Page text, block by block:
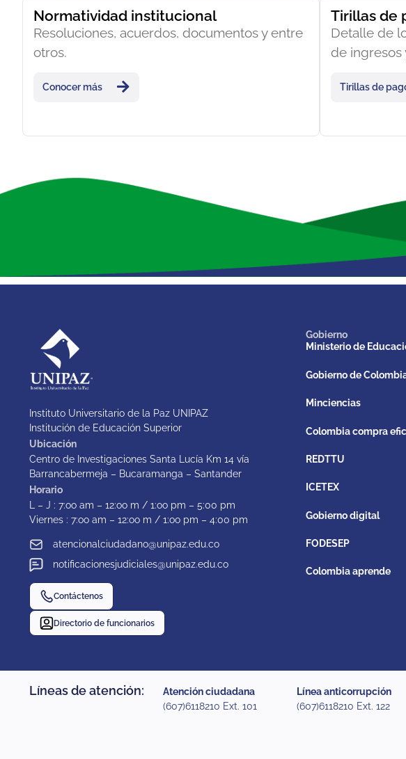
Normatividad institucional
Resoluciones, acuerdos, documentos y entre
otros.
Conocer más
Tirillas de
Detalle de
de ingresos
Tirillas de
Instituto Universitario de la Paz UNIPAZ
Institución de Educación Superior
Ubicación
Centro de Investigaciones Santa Lucía Km 14 vía
Barrancabermeja – Bucaramanga – Santander
Horario
L – J : 7:oo am – 12:oo m / 1:oo pm – 5:00 pm
Viernes : 7:oo am – 12:oo m / 1:oo pm – 4:00 pm
atencionalciudadano@unipaz.edu.co
notificacionesjudiciales@unipaz.edu.co
Contáctenos
Directorio de funcionarios
Gobierno
Ministerio de
Gobierno de
Minciencias
Colombia compra
REDTTU
ICETEX
Gobierno digital
FODESEP
Colombia aprende
Líneas de atención:
Atención ciudadana
(607)6118210 Ext. 101
Línea anticorrupción
(607)6118210 Ext. 122